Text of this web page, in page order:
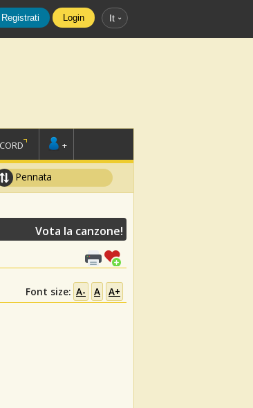
Registrati Login It
+
Pennata
Vota la canzone!
Font size: A- A A+